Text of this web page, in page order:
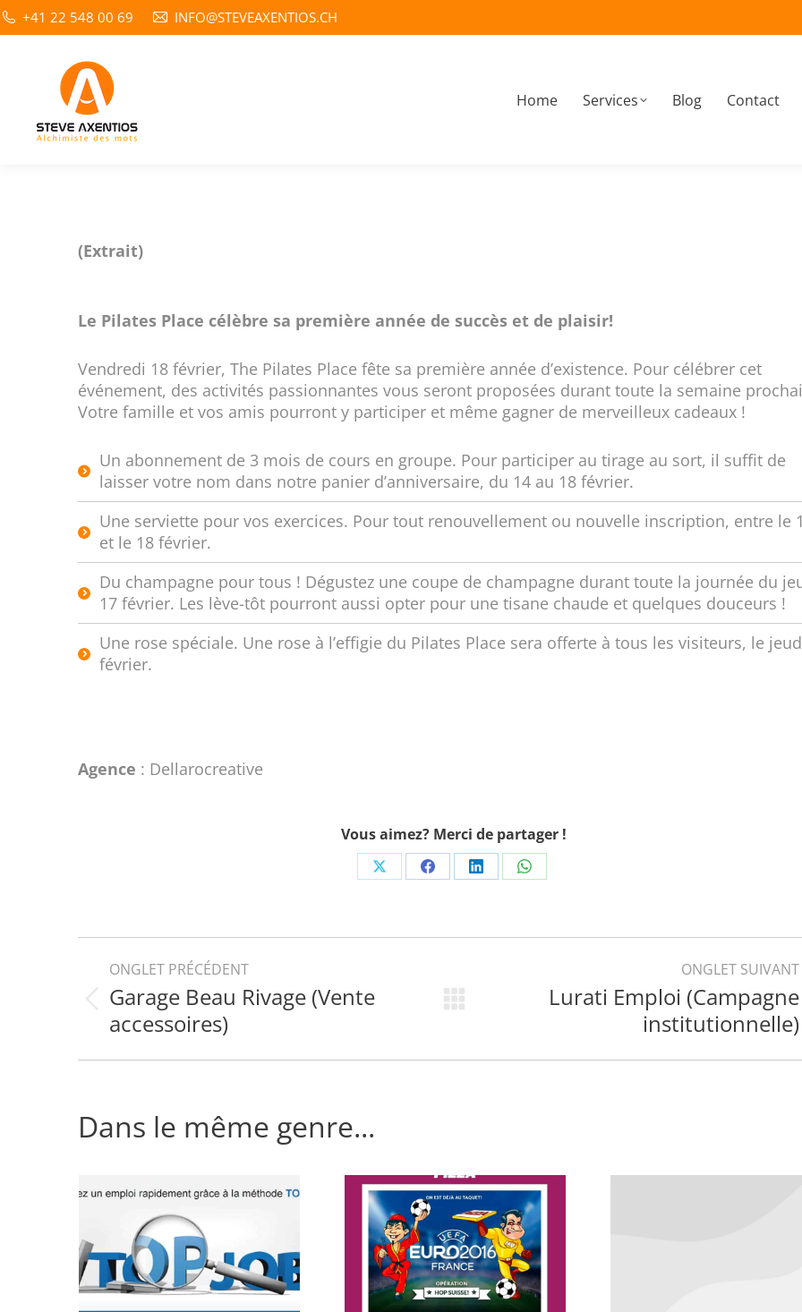
+41 22 548 00 69 INFO@STEVEAXENTIOS.CH
Home Services Blog Contact
(Extrait)
Le Pilates Place célèbre sa première année de succès et de plaisir!
Vendredi 18 février, The Pilates Place fête sa première année d’existence. Pour célébrer cet
événement, des activités passionnantes vous seront proposées durant toute la semaine
Votre famille et vos amis pourront y participer et même gagner de merveilleux cadeaux !
Un abonnement de 3 mois de cours en groupe. Pour participer au tirage au sort, il suffit de
laisser votre nom dans notre panier d’anniversaire, du 14 au 18 février.
Une serviette pour vos exercices. Pour tout renouvellement ou nouvelle inscription, entre le
et le 18 février.
Du champagne pour tous ! Dégustez une coupe de champagne durant toute la journée du
17 février. Les lève-tôt pourront aussi opter pour une tisane chaude et quelques douceurs !
Une rose spéciale. Une rose à l’effigie du Pilates Place sera offerte à tous les visiteurs, le
février.
Agence : Dellarocreative
Vous aimez? Merci de partager !
Share
X
Share
Facebook
Share
LinkedIn
Share
WhatsApp
Navigation
de
commentaire
ONGLET PRÉCÉDENT
Onglet
précédent
Garage Beau Rivage (Vente
accessoires)
ONGLET SUIVANT
Lurati Emploi (Campagne
institutionnelle)
Dans le même genre...
Home Services Blog Contact À propos